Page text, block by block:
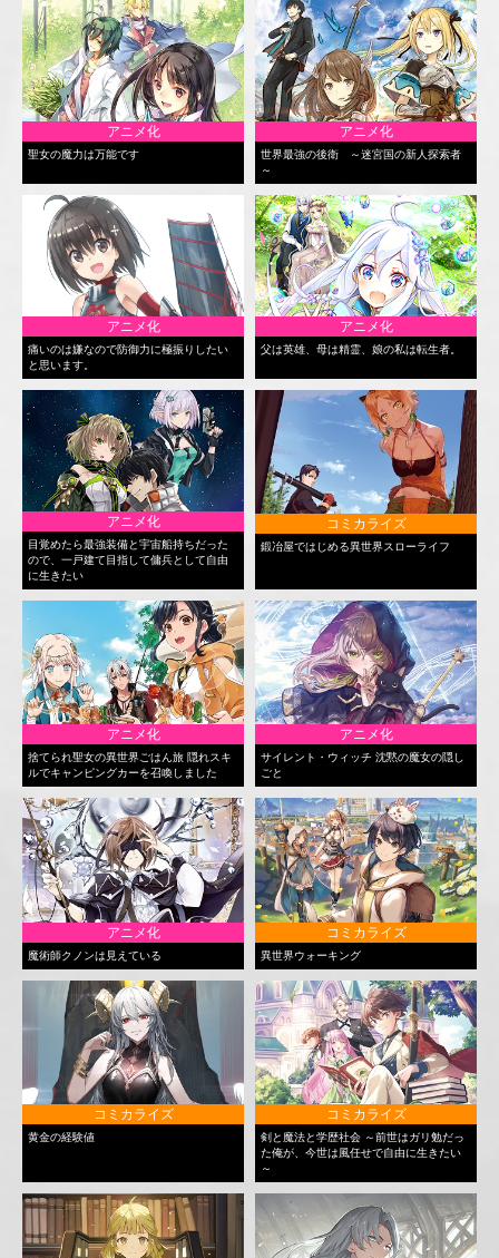
アニメ化
聖女の魔力は万能です
アニメ化
世界最強の後衛 ～迷宮国の新人探索者
～
アニメ化
痛いのは嫌なので防御力に極振りしたい
と思います。
アニメ化
父は英雄、母は精霊、娘の私は転生者。
アニメ化
目覚めたら最強装備と宇宙船持ちだった
ので、一戸建て目指して傭兵として自由
に生きたい
コミカライズ
鍛冶屋ではじめる異世界スローライフ
アニメ化
捨てられ聖女の異世界ごはん旅 隠れスキ
ルでキャンピングカーを召喚しました
アニメ化
サイレント・ウィッチ 沈黙の魔女の隠し
ごと
アニメ化
魔術師クノンは見えている
コミカライズ
異世界ウォーキング
コミカライズ
黄金の経験値
コミカライズ
剣と魔法と学歴社会 ～前世はガリ勉だっ
た俺が、今世は風任せで自由に生きたい
～